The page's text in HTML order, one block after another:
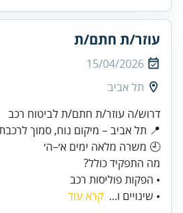
עוזר/ת חתם/ת
15/04/2026
תל אביב
• הפקות פוליסות רכב
• שינויים ו... קרא עוד